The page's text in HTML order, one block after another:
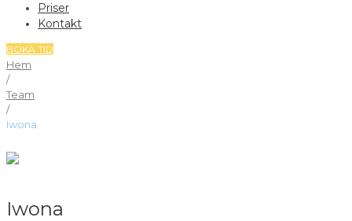
Priser
Kontakt
BOKA TID
Hem
/
Team
/
Iwona
Iwona